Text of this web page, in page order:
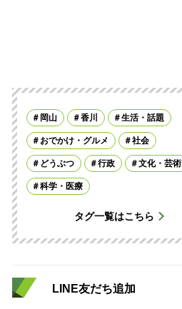
岡山 香川 生活・話題
おでかけ・グルメ 社会
どうぶつ 行政 文化・芸術
科学・医療
タグ一覧はこちら
LINE友だち追加